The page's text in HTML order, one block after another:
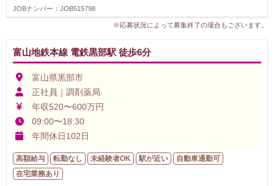
JOBナンバー：JOB515798
※応募状況によって募集終了の場合もございます。
富山地鉄本線 電鉄黒部駅 徒歩6分
富山県黒部市
正社員｜調剤薬局
年収520〜600万円
09:00〜18:30
年間休日102日
高額給与 転勤なし 未経験者OK 駅が近い
自動車通勤可
在宅業務あり